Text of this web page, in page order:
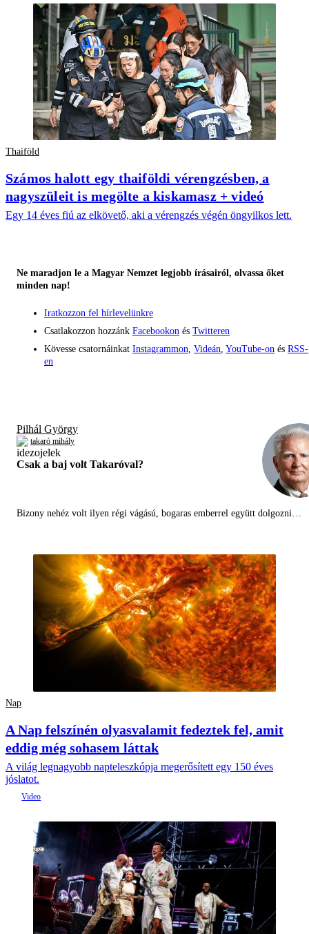
Thaiföld
Számos halott egy thaiföldi vérengzésben, a
nagyszüleit is megölte a kiskamasz + videó
Egy 14 éves fiú az elkövető, aki a vérengzés végén öngyilkos lett.
Ne maradjon le a Magyar Nemzet legjobb írásairól, olvassa őket
minden nap!
Iratkozzon fel hírlevelünkre
Csatlakozzon hozzánk Facebookon és Twitteren
Kövesse csatornáinkat Instagrammon, Videán, YouTube-on és RSS-
en
Pilhál György
takaró mihály
Csak a baj volt Takaróval?
Bizony nehéz volt ilyen régi vágású, bogaras emberrel együtt dolgozni…
Nap
A Nap felszínén olyasvalamit fedeztek fel, amit
eddig még sohasem láttak
A világ legnagyobb napteleszkópja megerősített egy 150 éves
jóslatot.